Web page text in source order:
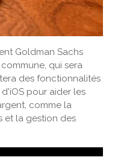
Goldman Sachs
qui sera
des fonctionnalités
pour aider les
comme la
et la gestion des